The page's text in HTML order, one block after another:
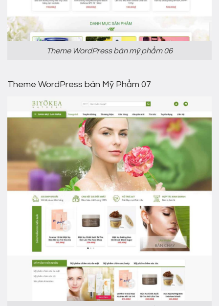
Theme WordPress bán mỹ phẩm 06
Theme WordPress bán Mỹ Phẩm 07